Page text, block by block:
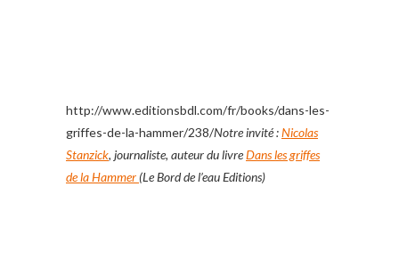
http://www.editionsbdl.com/fr/books/dans-les-
griffes-de-la-hammer/238/Notre invité :Nicolas
Stanzick, journaliste, auteur du livreDans les griffes
de la Hammer(Le Bord de l’eau Editions)